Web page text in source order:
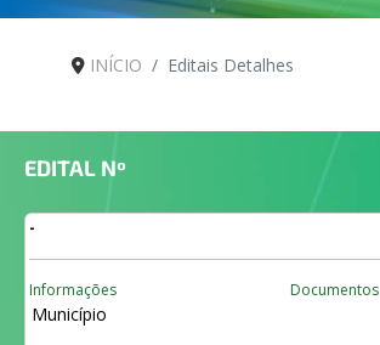
INÍCIO Editais Detalhes
EDITAL Nº
-
Informações Documentos
Município